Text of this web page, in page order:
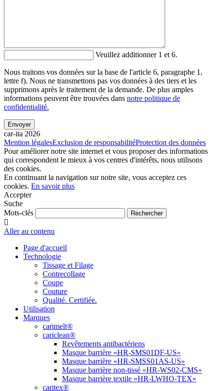
Veuillez additionner 1 et 6.
Nous traitons vos données sur la base de l'article 6, paragraphe 1,
lettre f). Nous ne transmettons pas vos données à des tiers et les
supprimons après le traitement de la demande. De plus amples
informations peuvent être trouvées dans notre politique de
confidentialité.
car-ita 2026
Mention légalesExclusion de responsabilitéProtection des données
Pour améliorer notre site internet et vous proposer des informations
qui correspondent le mieux à vos centres d'intérêts, nous utilisons
des cookies.
En continuant la navigation sur notre site, vous acceptez ces
cookies. En savoir plus
Accepter
Suche
Mots-clés
Aller au contenu
Page d'accueil
Technologie
Tissage et Filage
Contrecollage
Coupe
Couture
Qualité. Certifiée.
Utilisation
Marques
carimelt®
cariclean®
Revêtements antibactériens
Masque barrière «HR-SMS01DF-US»
Masque barrière «HR-SMSS01AS-US»
Masque barrière non-tissé «HR-WS02-CMS»
Masque barrière textile «HR-LWHO-TEX»
caritex®